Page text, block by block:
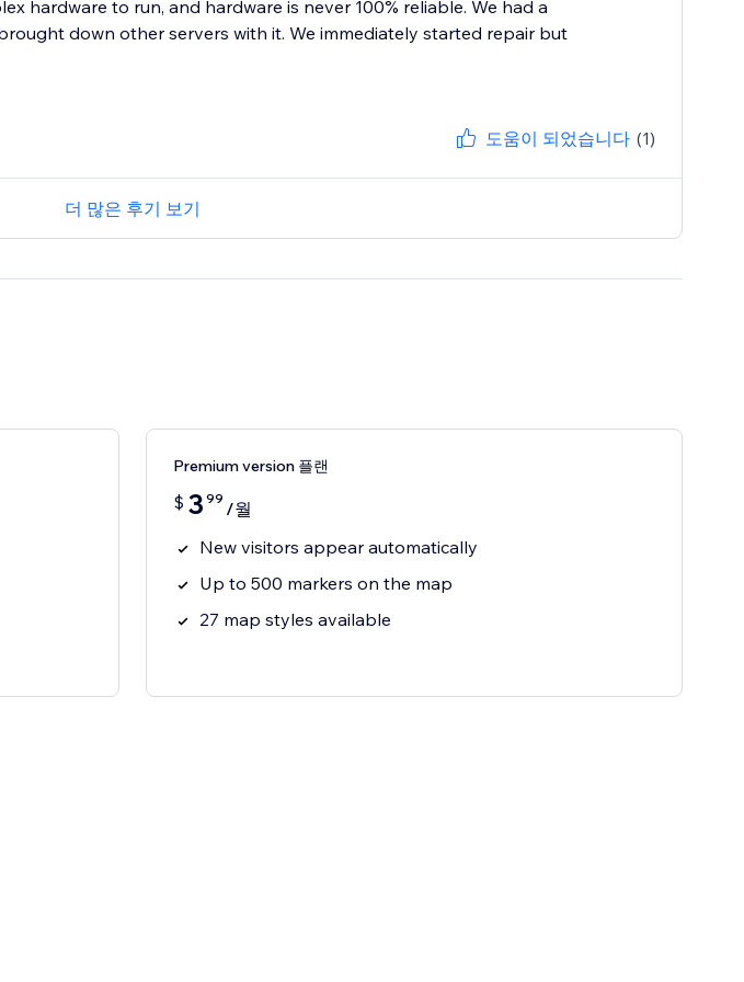
hardware to run, and hardware is never 100% reliable. We had a
down other servers with it. We immediately started repair but
도움이 되었습니다 (1)
더 많은 후기 보기
Premium version 플랜
$ 3 99 /월
New visitors appear automatically
Up to 500 markers on the map
27 map styles available